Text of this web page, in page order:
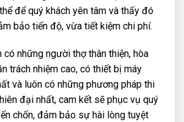
để quý khách yên tâm và thấy đó
bảo tiến độ, vừa tiết kiệm chi phí.
có những người thợ thân thiện, hòa
trách nhiệm cao, có thiết bị máy
và luôn có những phương pháp thi
đại nhất, cam kết sẽ phục vụ quý
chốn, đảm bảo sự hài lòng tuyệt